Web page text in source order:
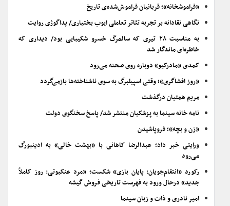
«فراموشخانه»؛ قربانیان فراموش‌شده‌ی تاریخ
نگاهی نقادانه بر تجربه تئاتر تعاملی ایوب بختیاری/ پداگوژی روایت
به مناسبت ۲۸ تیری که سالمرگ خسرو شکیبایی بود/ دیداری که
خاطره‌ای ماندگار شد
کمدی «مادرکیو» دوباره روی صحنه می‌رود
«روز افشاگری»؛ وقتی اسپیلبرگ به سوی ناشناخته‌ها بازمی‌گردد
مریم همتیان درگذشت
نامه خانه سینما به پزشکیان منتشر شد/ پاسخ سخنگوی دولت
«زن و بچه»؛ فروپاشیدن
ورایتی خبر داد؛ عبدالرضا کاهانی با «بهشت خالی» به ادینبورگ
می‌رود
رکورد «انتقام‌جویان: پایان بازی» شکست؛ «مرد عنکبوتی: روز کاملاً
جدید» درحال ورود به فهرست تاریخی فروش گیشه
امیر نادری و ذات و زبان سینما